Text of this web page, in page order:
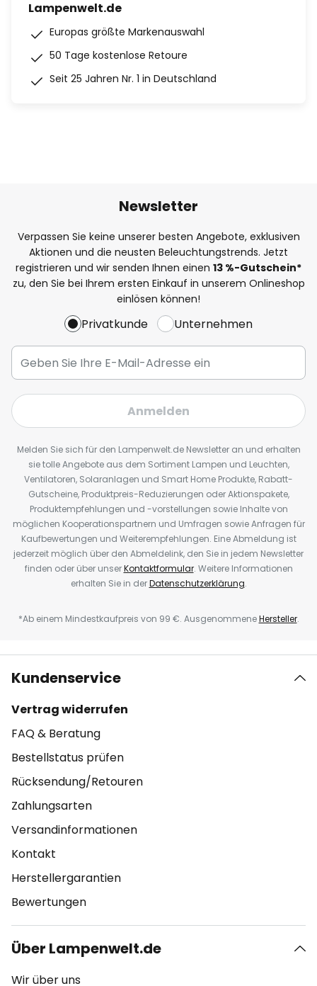
Lampenwelt.de
Europas größte Markenauswahl
50 Tage kostenlose Retoure
Seit 25 Jahren Nr. 1 in Deutschland
Newsletter
Verpassen Sie keine unserer besten Angebote, exklusiven
Aktionen und die neusten Beleuchtungstrends. Jetzt
registrieren und wir senden Ihnen einen 13 %-Gutschein*
zu, den Sie bei Ihrem ersten Einkauf in unserem Onlineshop
einlösen können!
Privatkunde Unternehmen
Anmelden
Melden Sie sich für den Lampenwelt.de Newsletter an und erhalten
sie tolle Angebote aus dem Sortiment Lampen und Leuchten,
Ventilatoren, Solaranlagen und Smart Home Produkte, Rabatt-
Gutscheine, Produktpreis-Reduzierungen oder Aktionspakete,
Produktempfehlungen und -vorstellungen sowie Inhalte von
möglichen Kooperationspartnern und Umfragen sowie Anfragen für
Kaufbewertungen und Weiterempfehlungen. Eine Abmeldung ist
jederzeit möglich über den Abmeldelink, den Sie in jedem Newsletter
finden oder über unserKontaktformular. Weitere Informationen
erhalten Sie in derDatenschutzerklärung.
*Ab einem Mindestkaufpreis von 99 €. AusgenommeneHersteller.
Kundenservice
Vertrag widerrufen
FAQ & Beratung
Bestellstatus prüfen
Rücksendung/Retouren
Zahlungsarten
Versandinformationen
Kontakt
Herstellergarantien
Bewertungen
Über Lampenwelt.de
Wir über uns